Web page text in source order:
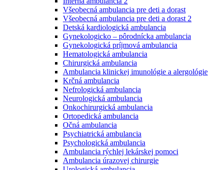
Všeobecná ambulancia pre deti a dorast
Všeobecná ambulancia pre deti a dorast 2
Detská kardiologická ambulancia
Gynekologicko – pôrodnícka ambulancia
Gynekologická príjmová ambulancia
Hematologická ambulancia
Chirurgická ambulancia
Ambulancia klinickej imunológie a alergológie
Krčná ambulancia
Nefrologická ambulancia
Neurologická ambulancia
Onkochirurgická ambulancia
Ortopedická ambulancia
Očná ambulancia
Psychiatrická ambulancia
Psychologická ambulancia
Ambulancia rýchlej lekárskej pomoci
Ambulancia úrazovej chirurgie